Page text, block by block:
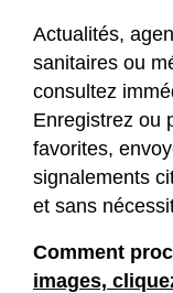
Actualités,
sanitaires ou
consultez
Enregistrez ou
favorites,
signalements
et sans
Comment
images,